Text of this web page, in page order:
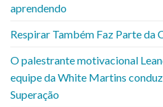
aprendendo
Respirar Também Faz Parte da
O palestrante motivacional
equipe da White Martins
Superação